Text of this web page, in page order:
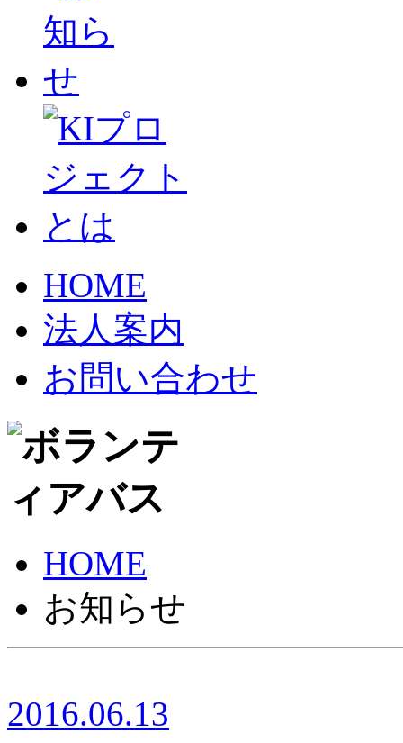
HOME
法人案内
お問い合わせ
HOME
お知らせ
2016.06.13